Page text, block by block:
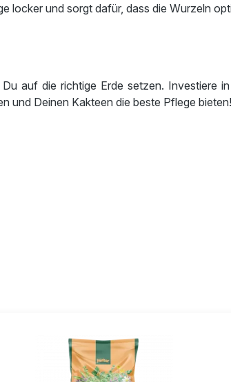
locker und sorgt dafür, dass die Wurzeln
auf die richtige Erde setzen. Investiere
und Deinen Kakteen die beste Pflege bieten!